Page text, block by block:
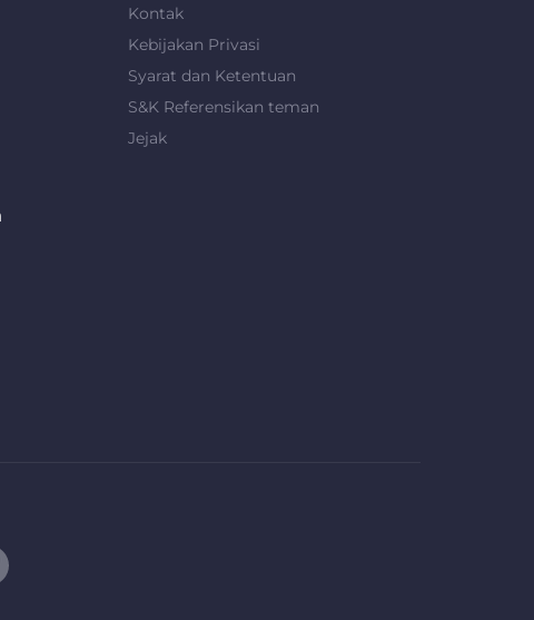
Kontak
Kebijakan Privasi
Syarat dan Ketentuan
S&K Referensikan teman
Jejak